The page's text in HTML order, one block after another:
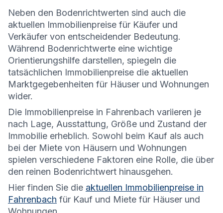
Neben den Bodenrichtwerten sind auch die
aktuellen Immobilienpreise für Käufer und
Verkäufer von entscheidender Bedeutung.
Während Bodenrichtwerte eine wichtige
Orientierungshilfe darstellen, spiegeln die
tatsächlichen Immobilienpreise die aktuellen
Marktgegebenheiten für Häuser und Wohnungen
wider.
Die Immobilienpreise in Fahrenbach variieren je
nach Lage, Ausstattung, Größe und Zustand der
Immobilie erheblich. Sowohl beim Kauf als auch
bei der Miete von Häusern und Wohnungen
spielen verschiedene Faktoren eine Rolle, die über
den reinen Bodenrichtwert hinausgehen.
Hier finden Sie die aktuellen Immobilienpreise in
Fahrenbach für Kauf und Miete für Häuser und